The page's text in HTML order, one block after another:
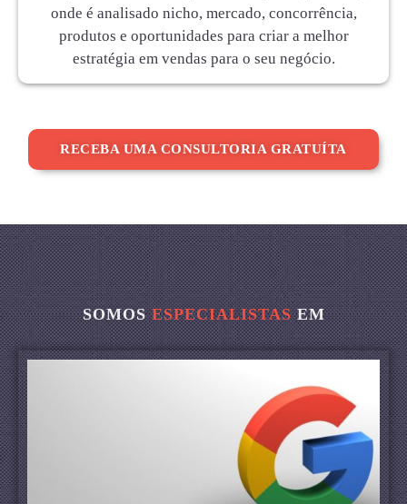
onde é analisado nicho, mercado, concorrência,
produtos e oportunidades para criar a melhor
estratégia em vendas para o seu negócio.
RECEBA UMA CONSULTORIA GRATUÍTA
SOMOSESPECIALISTASEM